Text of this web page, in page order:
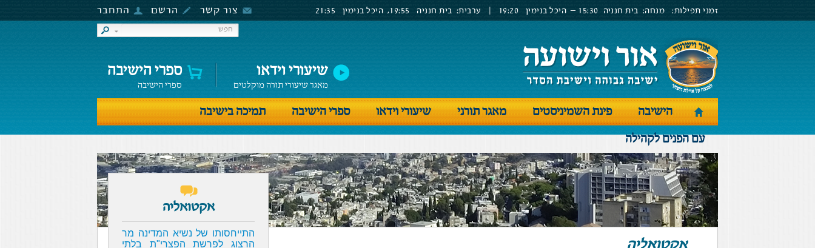
זמני תפילות: מנחה: בית חנניה 15:30 – היכל בנימין ערבית: בית חנניה היכל בנימין צור קשר הרשם התחבר
שיעורי וידאו
מאגר שיעורי תורה מוקלטים
ספרי הישיבה
ספרי הישיבה
הישיבה פינת השמיניסטים מאגר תורני שיעורי וידאו ספרי הישיבה
תמיכה בישיבה
עם הפנים לקהילה
אקטואליה
התייחסותו של נשיא המדינה מר
הרצוג לפרשת הפצרי"ת בלתי